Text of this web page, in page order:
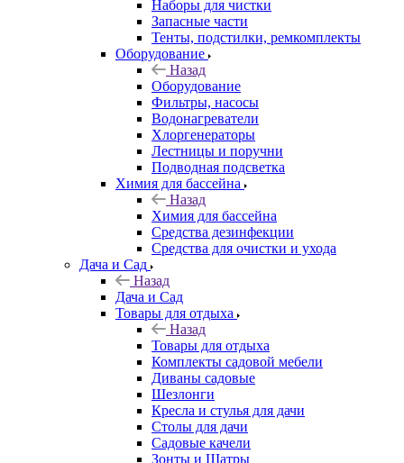
Наборы для чистки
Запасные части
Тенты, подстилки, ремкомплекты
Оборудование
Назад
Оборудование
Фильтры, насосы
Водонагреватели
Хлоргенераторы
Лестницы и поручни
Подводная подсветка
Химия для бассейна
Назад
Химия для бассейна
Средства дезинфекции
Средства для очистки и ухода
Дача и Сад
Назад
Дача и Сад
Товары для отдыха
Назад
Товары для отдыха
Комплекты садовой мебели
Диваны садовые
Шезлонги
Кресла и стулья для дачи
Столы для дачи
Садовые качели
Зонты и Шатры